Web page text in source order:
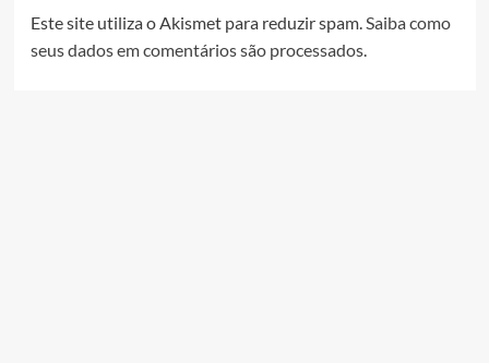
Este site utiliza o Akismet para reduzir spam.Saiba como
seus dados em comentários são processados.